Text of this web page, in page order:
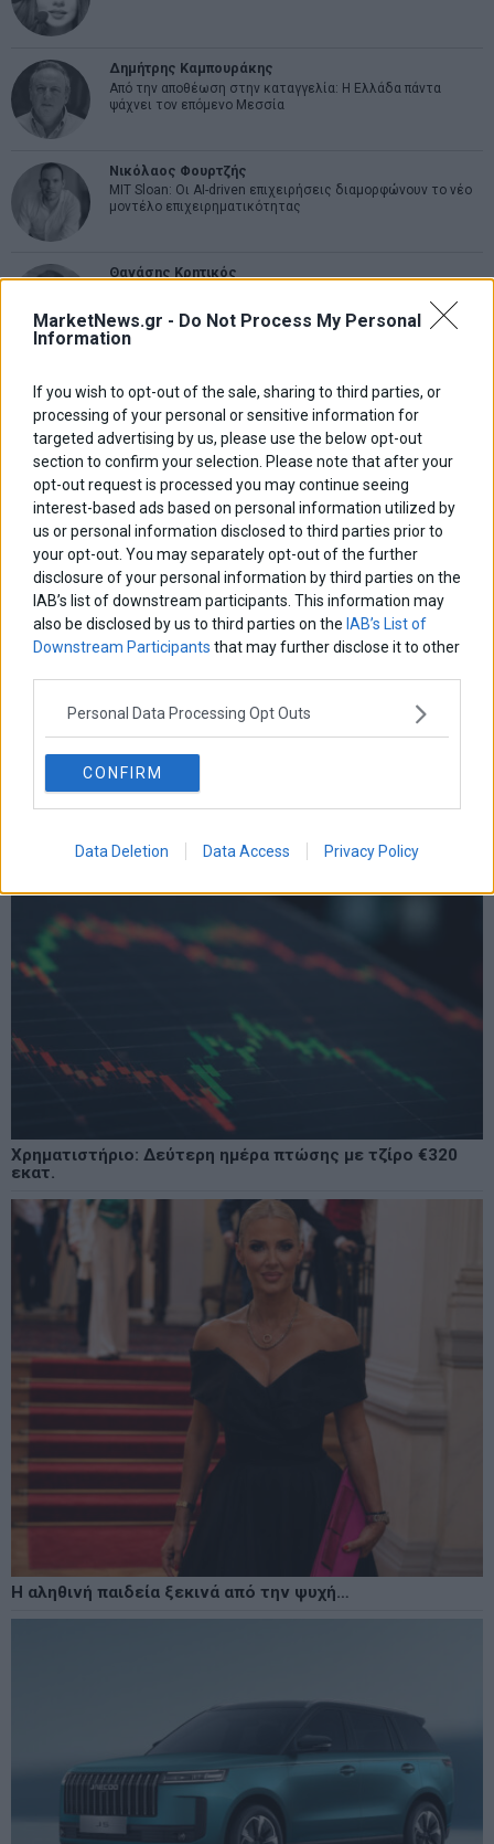
MarketNews.gr - Do Not Process My Personal
Information
If you wish to opt-out of the sale, sharing to third parties, or
processing of your personal or sensitive information for
targeted advertising by us, please use the below opt-out
section to confirm your selection. Please note that after your
opt-out request is processed you may continue seeing
interest-based ads based on personal information utilized by
us or personal information disclosed to third parties prior to
your opt-out. You may separately opt-out of the further
disclosure of your personal information by third parties on the
IAB’s list of downstream participants. This information may
also be disclosed by us to third parties on the IAB’s List of
Downstream Participants that may further disclose it to other
Personal Data Processing Opt Outs
CONFIRM
Data Deletion Data Access Privacy Policy
Δημήτρης Καμπουράκης
Από την αποθέωση στην καταγγελία: Η Ελλάδα πάντα
ψάχνει τον επόμενο Μεσσία
Νικόλαος Φουρτζής
MIT Sloan: Οι AI-driven επιχειρήσεις διαμορφώνουν το νέο
μοντέλο επιχειρηματικότητας
Θανάσης Κρητικός
ΕΤΙΚΕΤΕΣ
eurobank marketnewsnikkei wallΑγορες ΗΠΑ Ιταλια
Χρηματιστηριο Αθηνων αεπ αθλητικα αναπτυξη βουλη γερμανια
διαπραγματευση δντ εκλογες εκτ ελλαδα εμπορευματα
επικαιροτητα επιχειρησεις ευρω ευρωζωνη ευρωπαικα
χρηματιστηρια
ευρωπη ηπα κορωνοιος κοσμος
κρουσματα
κυριακος μητσοτακης μεταρρυθμισεις μετρα μητσοτακηςνδ
οικονομια ομολογα πετρελαιο
LATEST FROM BLOG
Χρηματιστήριο: Δεύτερη ημέρα πτώσης με τζίρο €320
εκατ.
Η αληθινή παιδεία ξεκινά από την ψυχή…